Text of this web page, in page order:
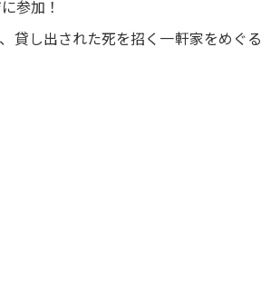
参加！
し出された死を招く一軒家をめぐる